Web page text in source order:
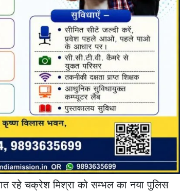
रहे चक्रेश मिश्रा को सम्भल का नया पुलिस